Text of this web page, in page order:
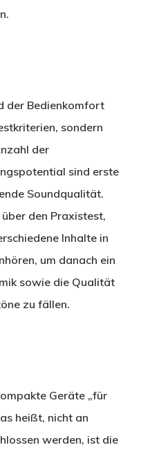
der Bedienkomfort
sondern
der
sind erste
Soundqualität.
den Praxistest,
Inhalte in
um danach ein
sowie die Qualität
zu fällen.
Geräte „für
heißt, nicht an
werden, ist die